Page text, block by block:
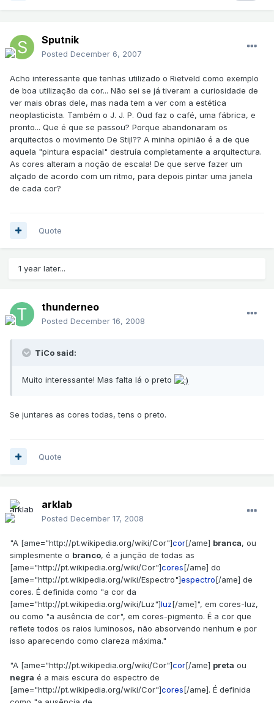
Sputnik
Posted December 6, 2007
Acho interessante que tenhas utilizado o Rietveld como exemplo
de boa utilização da cor... Não sei se já tiveram a curiosidade de
ver mais obras dele, mas nada tem a ver com a estética
neoplasticista. Também o J. J. P. Oud faz o café, uma fábrica, e
pronto... Que é que se passou? Porque abandonaram os
arquitectos o movimento De Stijl?? A minha opinião é a de que
aquela "pintura espacial" destruía completamente a arquitectura.
As cores alteram a noção de escala! De que serve fazer um
alçado de acordo com um ritmo, para depois pintar uma janela
de cada cor?
Quote
1 year later...
thunderneo
Posted December 16, 2008
TiCo said:
Muito interessante! Mas falta lá o preto
Se juntares as cores todas, tens o preto.
Quote
arklab
Posted December 17, 2008
"A [ame="http://pt.wikipedia.org/wiki/Cor"]cor[/ame] branca, ou
simplesmente o branco, é a junção de todas as
[ame="http://pt.wikipedia.org/wiki/Cor"]cores[/ame] do
[ame="http://pt.wikipedia.org/wiki/Espectro"]espectro[/ame] de
cores. É definida como "a cor da
[ame="http://pt.wikipedia.org/wiki/Luz"]luz[/ame]", em cores-luz,
ou como "a ausência de cor", em cores-pigmento. É a cor que
reflete todos os raios luminosos, não absorvendo nenhum e por
isso aparecendo como clareza máxima."
"A [ame="http://pt.wikipedia.org/wiki/Cor"]cor[/ame] preta ou
negra é a mais escura do espectro de
[ame="http://pt.wikipedia.org/wiki/Cor"]cores[/ame]. É definida